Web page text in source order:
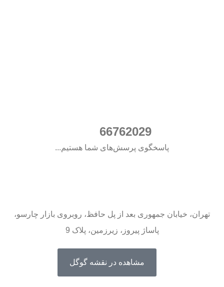
66762029
پاسخگوی پرسش‌های شما هستیم...
تهران، خیابان جمهوری بعد از پل حافظ، روبروی بازار چارسو،
پاساژ پیروز، زیرزمین، پلاک 9
مشاهده در نقشه گوگل